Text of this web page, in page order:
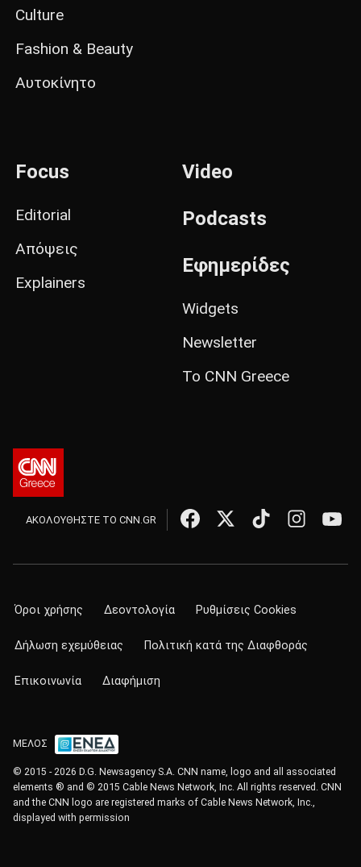
Culture
Fashion & Beauty
Αυτοκίνητο
Focus
Editorial
Απόψεις
Explainers
Video
Podcasts
Εφημερίδες
Widgets
Newsletter
Το CNN Greece
ΑΚΟΛΟΥΘΗΣΤΕ ΤΟ CNN.GR
Όροι χρήσης Δεοντολογία Ρυθμίσεις Cookies
Δήλωση εχεμύθειας Πολιτική κατά της Διαφθοράς
Επικοινωνία Διαφήμιση
ΜΕΛΟΣ
© 2015 - 2026 D.G. Newsagency S.A. CNN name, logo and all associated
elements ® and © 2015 Cable News Network, Inc. All rights reserved. CNN
and the CNN logo are registered marks of Cable News Network, Inc.,
displayed with permission